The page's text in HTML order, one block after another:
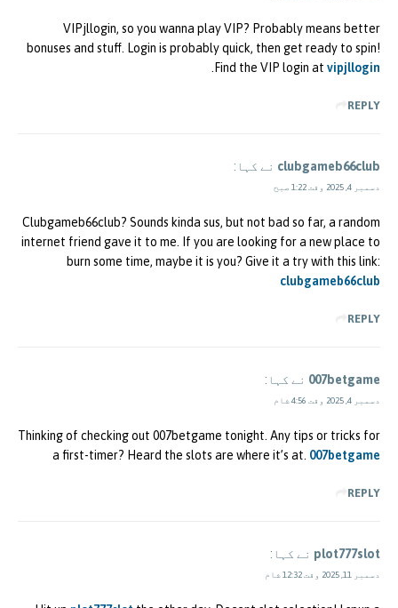
VIPjllogin, so you wanna play VIP? Probably means better
bonuses and stuff. Login is probably quick, then get ready to spin!
Find the VIP login at vipjllogin
REPLY
clubgameb66club نے کہا:
دسمبر 4, 2025 وقت 1:22 صبح
Clubgameb66club? Sounds kinda sus, but not bad so far, a random
internet friend gave it to me. If you are looking for a new place to
burn some time, maybe it is you? Give it a try with this link:
clubgameb66club
REPLY
007betgame نے کہا:
دسمبر 4, 2025 وقت 4:56 شام
Thinking of checking out 007betgame tonight. Any tips or tricks for
a first-timer? Heard the slots are where it’s at. 007betgame
REPLY
plot777slot نے کہا:
دسمبر 11, 2025 وقت 12:32 شام